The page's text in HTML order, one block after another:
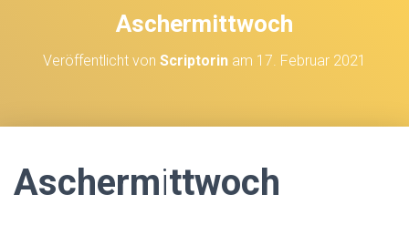
Aschermittwoch
Veröffentlicht von Scriptorin am 17. Februar 2021
Aschermittwoch